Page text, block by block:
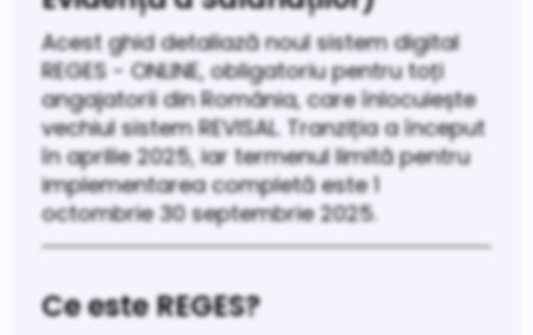
Acest ghid detaliază noul sistem digital
REGES - ONLINE, obligatoriu pentru toți
angajatorii din România, care înlocuiește
vechiul sistem REVISAL. Tranziția a început
în aprilie 2025, iar termenul limită pentru
implementarea completă este 1
octombrie 30 septembrie 2025.
Ce este REGES?